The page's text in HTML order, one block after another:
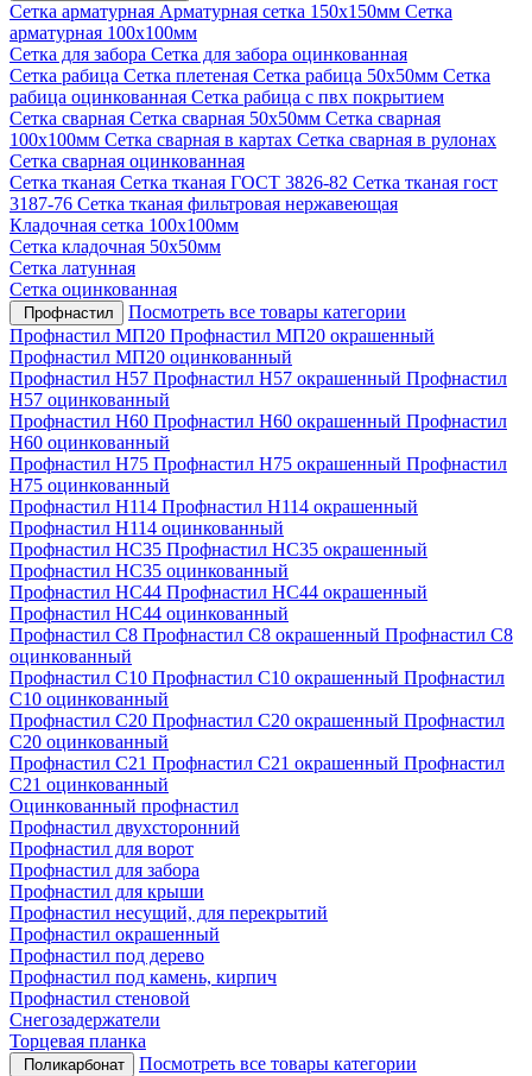
Сетка арматурная Арматурная сетка 150х150мм Сетка
арматурная 100х100мм
Сетка для забора Сетка для забора оцинкованная
Сетка рабица Сетка плетеная Сетка рабица 50х50мм Сетка
рабица оцинкованная Сетка рабица с пвх покрытием
Сетка сварная Сетка сварная 50х50мм Сетка сварная
100х100мм Сетка сварная в картах Сетка сварная в рулонах
Сетка сварная оцинкованная
Сетка тканая Сетка тканая ГОСТ 3826-82 Сетка тканая гост
3187-76 Сетка тканая фильтровая нержавеющая
Кладочная сетка 100х100мм
Сетка кладочная 50х50мм
Сетка латунная
Сетка оцинкованная
Профнастил
Посмотреть все товары категории
Профнастил МП20 Профнастил МП20 окрашенный
Профнастил МП20 оцинкованный
Профнастил Н57 Профнастил Н57 окрашенный Профнастил
Н57 оцинкованный
Профнастил Н60 Профнастил Н60 окрашенный Профнастил
Н60 оцинкованный
Профнастил Н75 Профнастил Н75 окрашенный Профнастил
Н75 оцинкованный
Профнастил Н114 Профнастил Н114 окрашенный
Профнастил Н114 оцинкованный
Профнастил НС35 Профнастил НС35 окрашенный
Профнастил НС35 оцинкованный
Профнастил НС44 Профнастил НС44 окрашенный
Профнастил НС44 оцинкованный
Профнастил С8 Профнастил С8 окрашенный Профнастил С8
оцинкованный
Профнастил С10 Профнастил С10 окрашенный Профнастил
С10 оцинкованный
Профнастил С20 Профнастил С20 окрашенный Профнастил
С20 оцинкованный
Профнастил С21 Профнастил С21 окрашенный Профнастил
С21 оцинкованный
Оцинкованный профнастил
Профнастил двухсторонний
Профнастил для ворот
Профнастил для забора
Профнастил для крыши
Профнастил несущий, для перекрытий
Профнастил окрашенный
Профнастил под дерево
Профнастил под камень, кирпич
Профнастил стеновой
Снегозадержатели
Торцевая планка
Поликарбонат
Посмотреть все товары категории